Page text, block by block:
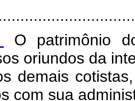
O patrimônio
oriundos da
demais
com sua